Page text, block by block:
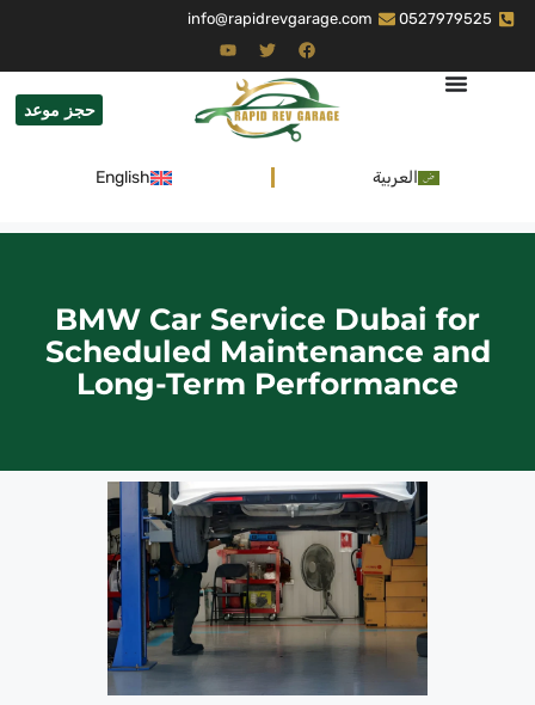
0527979525
info@rapidrevgarage.com
حجز موعد
العربية English
BMW Car Service Dubai for
Scheduled Maintenance and
Long-Term Performance